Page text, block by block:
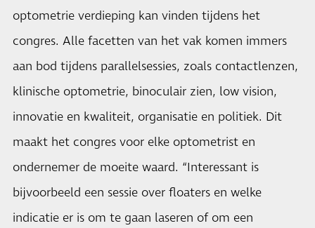
optometrie verdieping kan vinden tijdens het
congres. Alle facetten van het vak komen immers
aan bod tijdens parallelsessies, zoals contactlenzen,
klinische optometrie, binoculair zien, low vision,
innovatie en kwaliteit, organisatie en politiek. Dit
maakt het congres voor elke optometrist en
ondernemer de moeite waard. “Interessant is
bijvoorbeeld een sessie over floaters en welke
indicatie er is om te gaan laseren of om een